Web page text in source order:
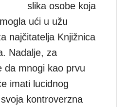
slika osobe koja
ući u užu
najčitatelja Knjižnica
Nadalje, za
da mnogi kao prvu
imati lucidnog
kontroverzna